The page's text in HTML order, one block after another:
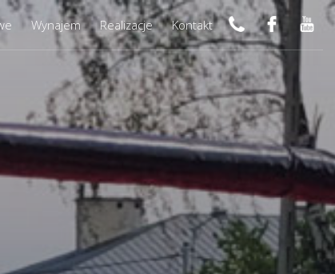
Wynajem Realizacje Kontakt